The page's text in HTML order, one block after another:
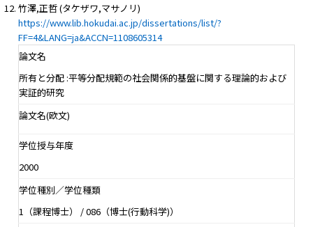
竹澤,正哲 (タケザワ,マサノリ)
https://www.lib.hokudai.ac.jp/dissertations/list/?
FF=4&LANG=ja&ACCN=1108605314
論文名
所有と分配 :平等分配規範の社会関係的基盤に関する理論的および
実証的研究
論文名(欧文)
学位授与年度
2000
学位種別／学位種類
1（課程博士） / 086（博士(行動科学)）